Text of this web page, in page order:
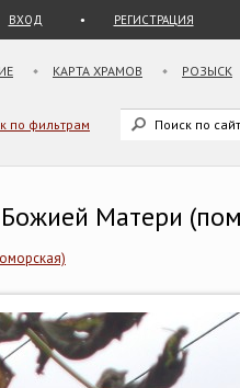
ВХОД РЕГИСТРАЦИЯ
КАРТА ХРАМОВ РОЗЫСК
по фильтрам
Матери